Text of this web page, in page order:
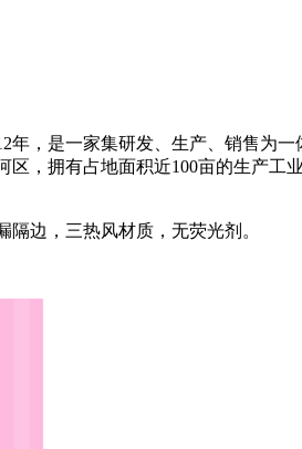
，是一家集研发、生产、销售为
，拥有占地面积近100亩的生产工
边，三热风材质，无荧光剂。